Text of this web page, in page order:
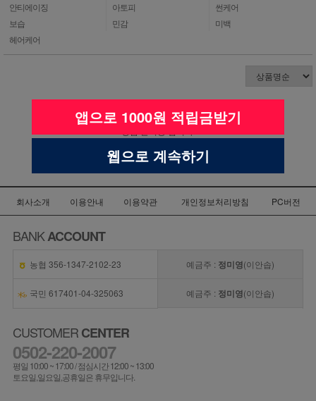
안티에이징
아토피
썬케어
보습
민감
미백
헤어케어
회사소개 이용안내 이용약관 개인정보처리방침 PC버전
BANKACCOUNT
농협 356-1347-2102-23 예금주 : 정미영(이안솝)
국민 617401-04-325063 예금주 : 정미영(이안솝)
CUSTOMERCENTER
0502-220-2007
평일 10:00 ~ 17:00 / 점심시간 12:00 ~ 13:00
토요일,일요일,공휴일은 휴무입니다.
앱으로 1000원 적립금받기
웹으로 계속하기